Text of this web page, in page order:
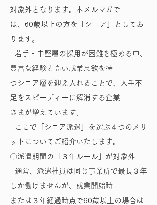
対象外となります。本メルマガで
は、60歳以上の方を「シニア」としてお
ります。
若手・中堅層の採用が困難を極める中、
豊富な経験と高い就業意欲を持
つシニア層を迎え入れることで、人手不
足をスピーディーに解消する企業
さまが増えています。
ここで「シニア派遣」を選ぶ４つのメリ
ットについてご紹介いたします。
〇派遣期間の「３年ルール」が対象外
通常、派遣社員は同じ事業所で最長３年
しか働けませんが、就業開始時
または３年経過時点で60歳以上の場合は